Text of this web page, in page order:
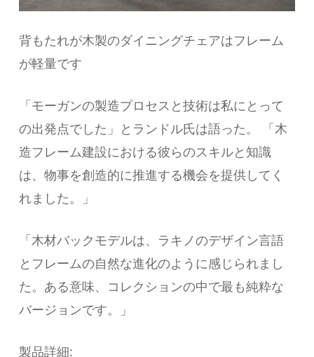
背もたれが木製のダイニングチェアはフレーム
が軽量です
「モーガンの製造プロセスと技術は私にとって
の出発点でした」とランドル氏は語った。 「木
造フレーム建設における彼らのスキルと知識
は、物事を創造的に推進する機会を提供してく
れました。」
「木材バックモデルは、ラキノのデザイン言語
とフレームの自然な進化のように感じられまし
た。ある意味、コレクションの中で最も純粋な
バージョンです。」
製品詳細: